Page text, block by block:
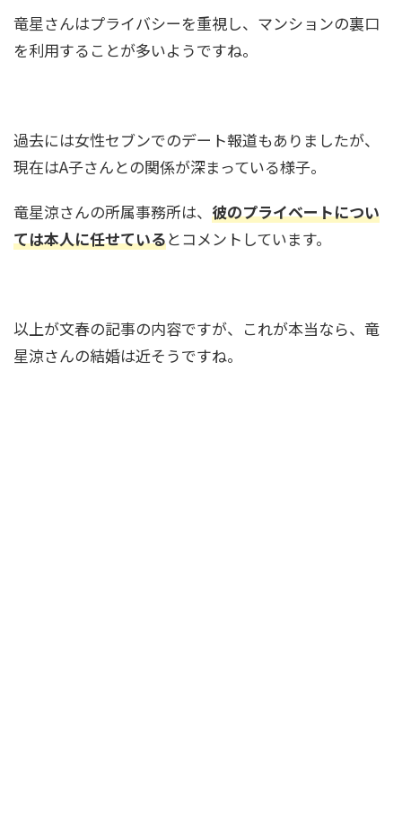
中田花奈が目を二重整形！？変化が別人レベ
ル！画像比較で疑惑を検証
竜星さんはプライバシーを重視し、マンションの裏口
を利用することが多いようですね。
過去には女性セブンでのデート報道もありましたが、
現在はA子さんとの関係が深まっている様子。
竜星涼さんの所属事務所は、 彼のプライベートについ
ては本人に任せているとコメントしています。
以上が文春の記事の内容ですが、これが本当なら、竜
星涼さんの結婚は近そうですね。